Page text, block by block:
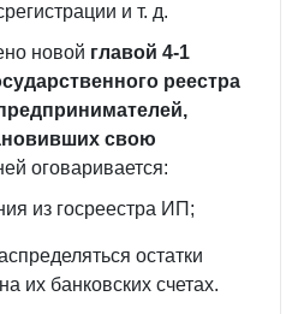
и т. д.
новой главой 4-1
реестра
свою
оговаривается:
из госреестра ИП;
остатки
их банковских счетах.